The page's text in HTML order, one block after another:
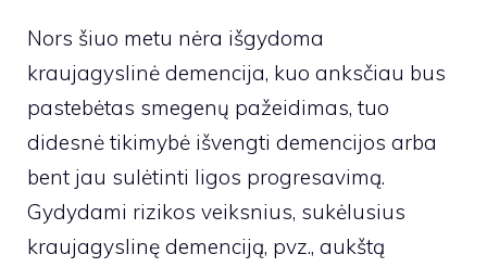
Nors šiuo metu nėra išgydoma
kraujagyslinė demencija, kuo anksčiau bus
pastebėtas smegenų pažeidimas, tuo
didesnė tikimybė išvengti demencijos arba
bent jau sulėtinti ligos progresavimą.
Gydydami rizikos veiksnius, sukėlusius
kraujagyslinę demenciją, pvz., aukštą